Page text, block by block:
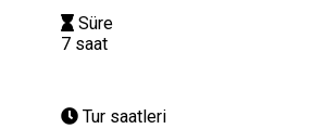
Süre
7 saat
Tur saatleri